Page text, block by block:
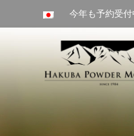
今年も予約受付